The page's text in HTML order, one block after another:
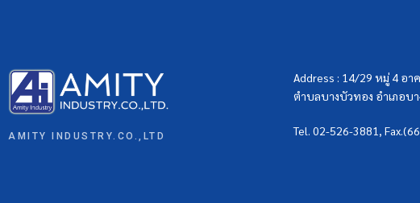
AMITY INDUSTRY.CO.,LTD
Address : 14/29 หมู่ 4 อา
ตำบลบางบัวทอง อำเภอบ
Tel. 02-526-3881,